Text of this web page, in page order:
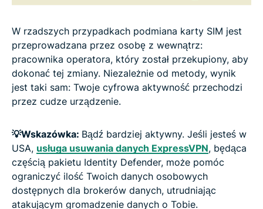
W rzadszych przypadkach podmiana karty SIM jest
przeprowadzana przez osobę z wewnątrz:
pracownika operatora, który został przekupiony, aby
dokonać tej zmiany. Niezależnie od metody, wynik
jest taki sam: Twoje cyfrowa aktywność przechodzi
przez cudze urządzenie.
💡Wskazówka: Bądź bardziej aktywny. Jeśli jesteś w
USA, usługa usuwania danych ExpressVPN, będąca
częścią pakietu Identity Defender, może pomóc
ograniczyć ilość Twoich danych osobowych
dostępnych dla brokerów danych, utrudniając
atakującym gromadzenie danych o Tobie.